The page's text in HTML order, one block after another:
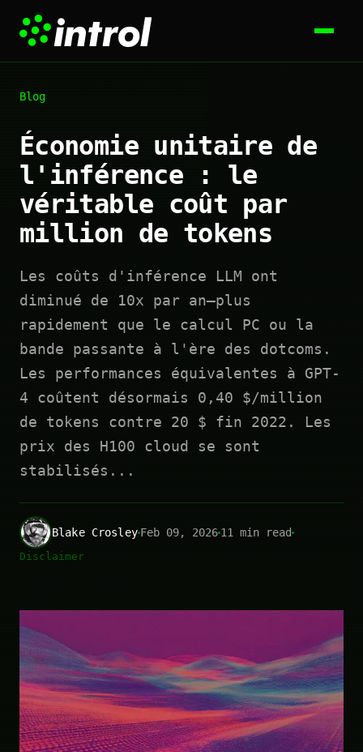
Blog
Économie unitaire de
l'inférence : le
véritable coût par
million de tokens
Les coûts d'inférence LLM ont
diminué de 10x par an—plus
rapidement que le calcul PC ou la
bande passante à l'ère des dotcoms.
Les performances équivalentes à GPT-
4 coûtent désormais 0,40 $/million
de tokens contre 20 $ fin 2022. Les
prix des H100 cloud se sont
stabilisés...
Blake CrosleyFeb 09, 202611 min read
Disclaimer